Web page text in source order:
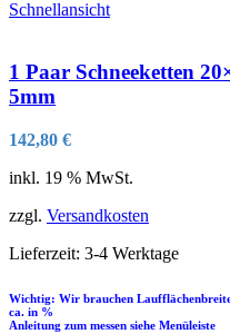
Schnellansicht
1 Paar Schneeketten
5mm
142,80 €
inkl. 19 % MwSt.
zzgl. Versandkosten
Lieferzeit: 3-4 Werktage
Wichtig: Wir brauchen
ca. in %
Anleitung zum messen siehe Menüleiste